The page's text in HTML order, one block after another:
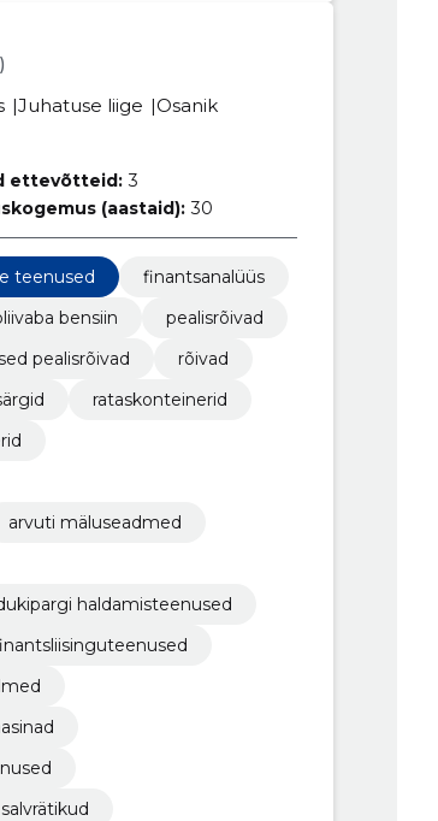
Juhatuse liige Osanik
ettevõtteid: 3
(aastaid): 30
teenused
finantsanalüüs
bensiin
pealisrõivad
pealisrõivad
rõivad
rataskonteinerid
arvuti mäluseadmed
haldamisteenused